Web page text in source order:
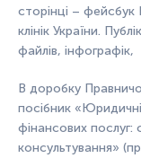
сторінці – фейсбук
клінік України.
файлів,
В доробку
посібник «Юридичні
фінансових послуг:
консультування»